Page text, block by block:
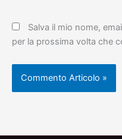
Salva il mio nome,
per la prossima volta che